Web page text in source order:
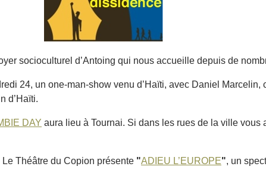
socioculturel d’Antoing qui nous accueille depuis de
24, un one-man-show venu d’Haïti, avec Daniel Marcelin,
d’Haïti.
DAY aura lieu à Tournai. Si dans les rues de la ville vous
Théâtre du Copion présente "ADIEU L’EUROPE", un